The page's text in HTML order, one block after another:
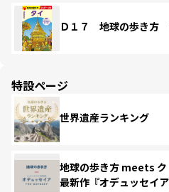
Ｄ１７ 地球の歩き方
特設ページ
世界遺産ランキング
地球の歩き方 meets ク
最新作『オデュッセイア